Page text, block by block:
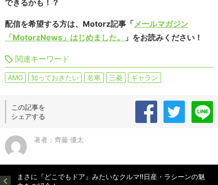
できるかも！？
配信を希望する方は、Motorz記事「メールマガジン
「MotorzNews」はじめました。
」をお読みください！
関連キーワード
AMG 知っておきたい 名車 三菱 ギャラン
この記事を
シェアする
著者：齊藤 優太
まさに『どこでもドア』みたいなクルマ!!日産・ラシーンの魅